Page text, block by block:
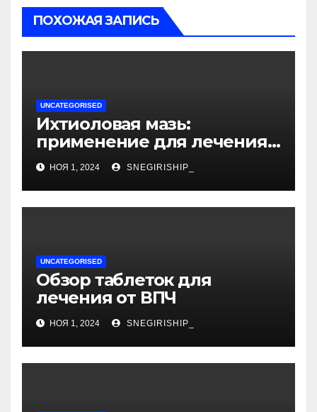
ПОХОЖАЯ ЗАПИСЬ
UNCATEGORISED
Ихтиоловая мазь:
применение для лечения
фурункулов
НОЯ 1, 2024 SNEGIRISHIP_
UNCATEGORISED
Обзор таблеток для
лечения от ВПЧ
НОЯ 1, 2024 SNEGIRISHIP_